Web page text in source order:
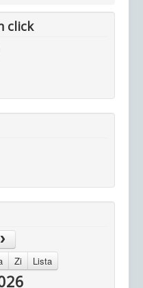
click
Zi Lista